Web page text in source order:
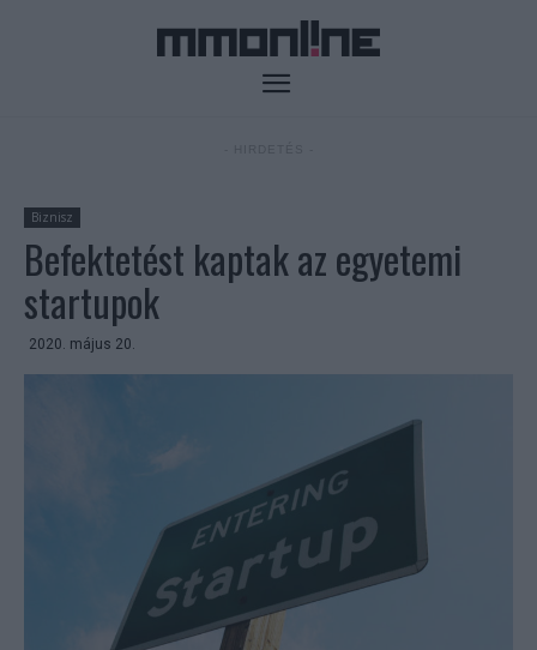
Biznisz
Befektetést kaptak az egyetemi
startupok
2020. május 20.